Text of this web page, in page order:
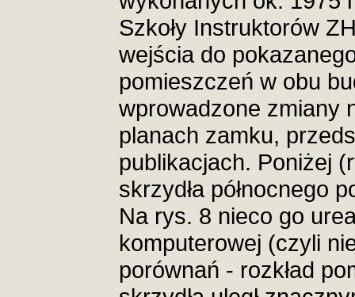
Szkoły Instruktorów
wejścia do
pomieszczeń w obu
wprowadzone zmiany
planach zamku,
publikacjach. Poniżej
skrzydła północnego
Na rys. 8 nieco go
komputerowej (czyli
porównań - rozkład